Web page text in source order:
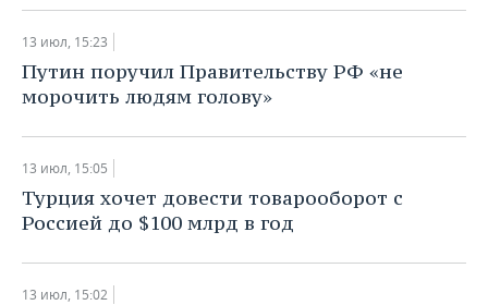
КИБЕРСПОРТ
ВОДНЫЕ ВИДЫ СПОРТА
ХОККЕЙ С МЯЧОМ
КУЛЬТУРА
ОБРАЗОВАНИЕ
ПРОИСШЕСТВИЯ
СПИСОК КОМПАНИЙ
13 июл, 15:23
Путин поручил Правительству РФ «не
морочить людям голову»
13 июл, 15:05
Турция хочет довести товарооборот с
Россией до $100 млрд в год
13 июл, 15:02